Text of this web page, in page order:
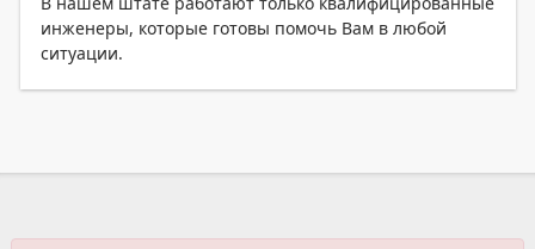
инженеры, которые готовы помочь Вам в любой
ситуации.